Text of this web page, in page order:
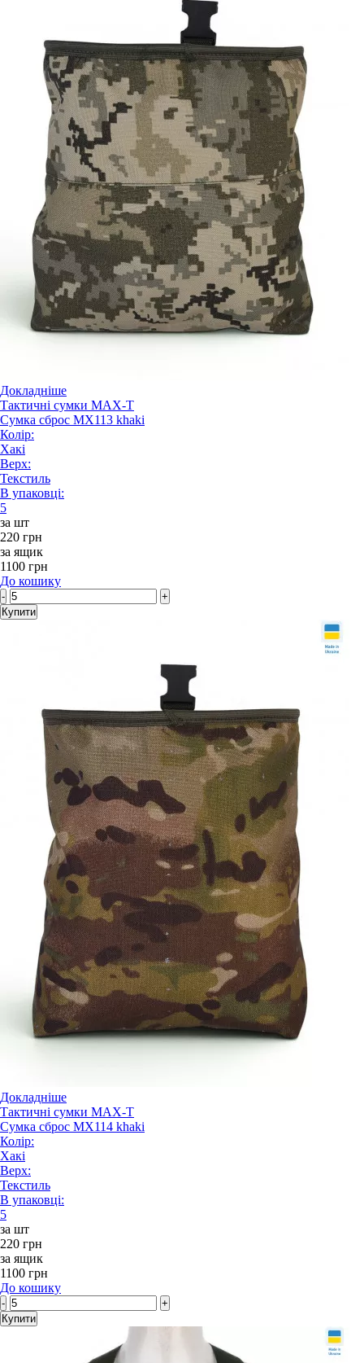
Докладніше
Тактичні сумки MAX-T
Сумка сброс MX113 khaki
Колір:
Хакі
Верх:
Текстиль
В упаковці:
5
за шт
220 грн
за ящик
1100 грн
До кошику
-
+
Купити
Докладніше
Тактичні сумки MAX-T
Сумка сброс MX114 khaki
Колір:
Хакі
Верх:
Текстиль
В упаковці:
5
за шт
220 грн
за ящик
1100 грн
До кошику
-
+
Купити